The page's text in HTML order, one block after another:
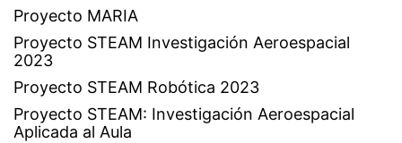
Proyecto MARIA
Proyecto STEAM Investigación Aeroespacial
2023
Proyecto STEAM Robótica 2023
Proyecto STEAM: Investigación Aeroespacial
Aplicada al Aula